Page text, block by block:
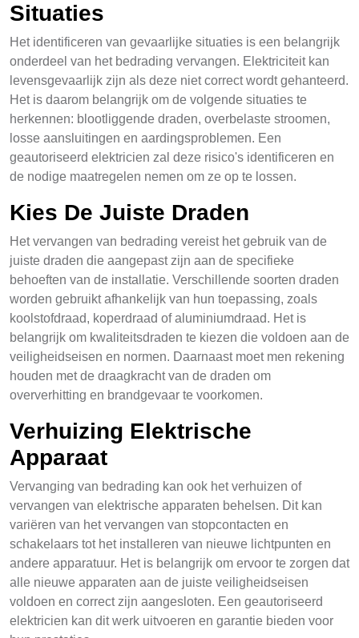
Situaties
Het identificeren van gevaarlijke situaties is een belangrijk
onderdeel van het bedrading vervangen. Elektriciteit kan
levensgevaarlijk zijn als deze niet correct wordt gehanteerd.
Het is daarom belangrijk om de volgende situaties te
herkennen: blootliggende draden, overbelaste stroomen,
losse aansluitingen en aardingsproblemen. Een
geautoriseerd elektricien zal deze risico's identificeren en
de nodige maatregelen nemen om ze op te lossen.
Kies De Juiste Draden
Het vervangen van bedrading vereist het gebruik van de
juiste draden die aangepast zijn aan de specifieke
behoeften van de installatie. Verschillende soorten draden
worden gebruikt afhankelijk van hun toepassing, zoals
koolstofdraad, koperdraad of aluminiumdraad. Het is
belangrijk om kwaliteitsdraden te kiezen die voldoen aan de
veiligheidseisen en normen. Daarnaast moet men rekening
houden met de draagkracht van de draden om
oververhitting en brandgevaar te voorkomen.
Verhuizing Elektrische
Apparaat
Vervanging van bedrading kan ook het verhuizen of
vervangen van elektrische apparaten behelsen. Dit kan
variëren van het vervangen van stopcontacten en
schakelaars tot het installeren van nieuwe lichtpunten en
andere apparatuur. Het is belangrijk om ervoor te zorgen dat
alle nieuwe apparaten aan de juiste veiligheidseisen
voldoen en correct zijn aangesloten. Een geautoriseerd
elektricien kan dit werk uitvoeren en garantie bieden voor